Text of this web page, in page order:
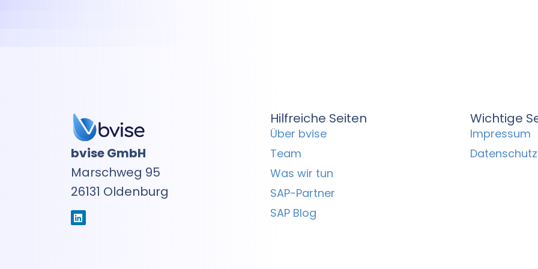
bvise GmbH
Marschweg 95
26131 Oldenburg
Hilfreiche Seiten
Über bvise
Team
Was wir tun
SAP-Partner
SAP Blog
Wichtige
Impressum
Datenschutz